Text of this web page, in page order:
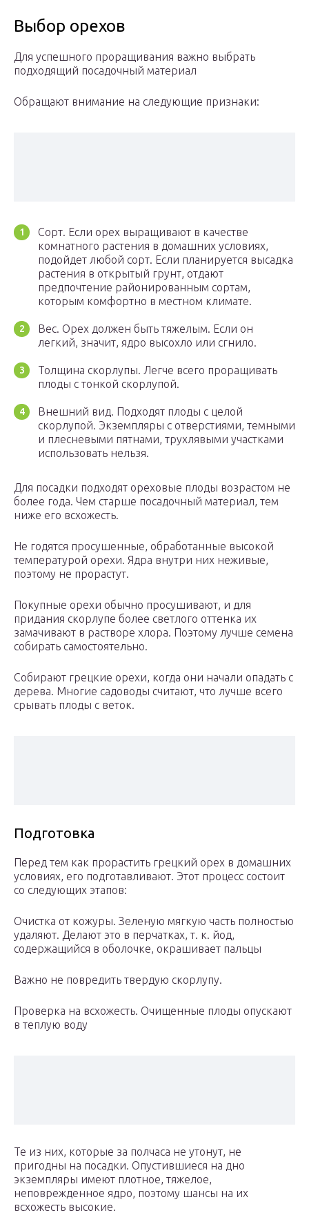
Выбор орехов
Для успешного проращивания важно выбрать
подходящий посадочный материал
Обращают внимание на следующие признаки:
Сорт. Если орех выращивают в качестве
комнатного растения в домашних условиях,
подойдет любой сорт. Если планируется высадка
растения в открытый грунт, отдают
предпочтение районированным сортам,
которым комфортно в местном климате.
Вес. Орех должен быть тяжелым. Если он
легкий, значит, ядро высохло или сгнило.
Толщина скорлупы. Легче всего проращивать
плоды с тонкой скорлупой.
Внешний вид. Подходят плоды с целой
скорлупой. Экземпляры с отверстиями, темными
и плесневыми пятнами, трухлявыми участками
использовать нельзя.
Для посадки подходят ореховые плоды возрастом не
более года. Чем старше посадочный материал, тем
ниже его всхожесть.
Не годятся просушенные, обработанные высокой
температурой орехи. Ядра внутри них неживые,
поэтому не прорастут.
Покупные орехи обычно просушивают, и для
придания скорлупе более светлого оттенка их
замачивают в растворе хлора. Поэтому лучше семена
собирать самостоятельно.
Собирают грецкие орехи, когда они начали опадать с
дерева. Многие садоводы считают, что лучше всего
срывать плоды с веток.
Подготовка
Перед тем как прорастить грецкий орех в домашних
условиях, его подготавливают. Этот процесс состоит
со следующих этапов:
Очистка от кожуры. Зеленую мягкую часть полностью
удаляют. Делают это в перчатках, т. к. йод,
содержащийся в оболочке, окрашивает пальцы
Важно не повредить твердую скорлупу.
Проверка на всхожесть. Очищенные плоды опускают
в теплую воду
Те из них, которые за полчаса не утонут, не
пригодны на посадки. Опустившиеся на дно
экземпляры имеют плотное, тяжелое,
неповрежденное ядро, поэтому шансы на их
всхожесть высокие.